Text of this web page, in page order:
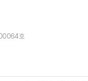
00064호